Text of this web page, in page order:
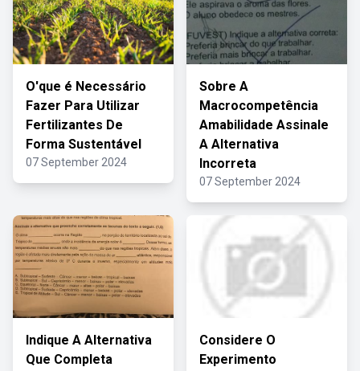
O'que é Necessário
Fazer Para Utilizar
Fertilizantes De
Forma Sustentável
07 September 2024
Sobre A
Macrocompetência
Amabilidade Assinale
A Alternativa
Incorreta
07 September 2024
Indique A Alternativa
Que Completa
Considere O
Experimento